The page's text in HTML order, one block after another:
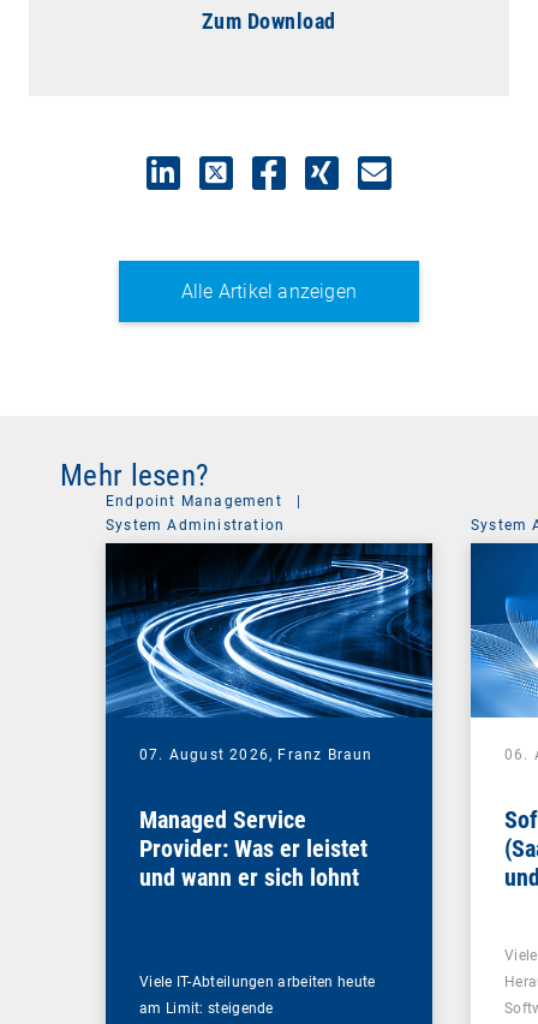
Zum Download
Alle Artikel anzeigen
Mehr lesen?
Endpoint Management
|
System Administration
07. August 2026, Franz Braun
Managed Service
Provider: Was er leistet
und wann er sich lohnt
Viele IT-Abteilungen arbeiten heute
am Limit: steigende
System
06.